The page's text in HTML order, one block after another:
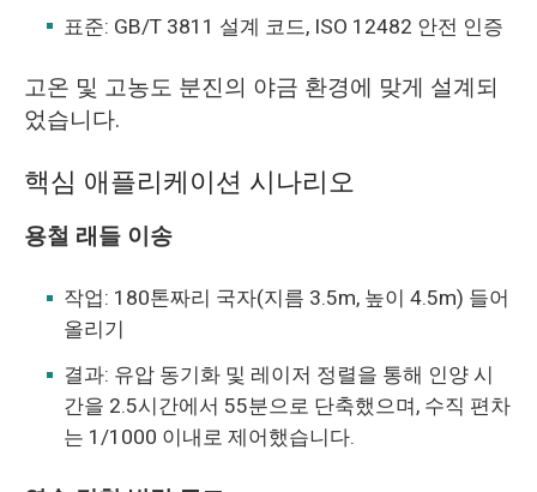
표준: GB/T 3811 설계 코드, ISO 12482 안전 인증
고온 및 고농도 분진의 야금 환경에 맞게 설계되
었습니다.
핵심 애플리케이션 시나리오
용철 래들 이송
작업: 180톤짜리 국자(지름 3.5m, 높이 4.5m) 들어
올리기
결과: 유압 동기화 및 레이저 정렬을 통해 인양 시
간을 2.5시간에서 55분으로 단축했으며, 수직 편차
는 1/1000 이내로 제어했습니다.